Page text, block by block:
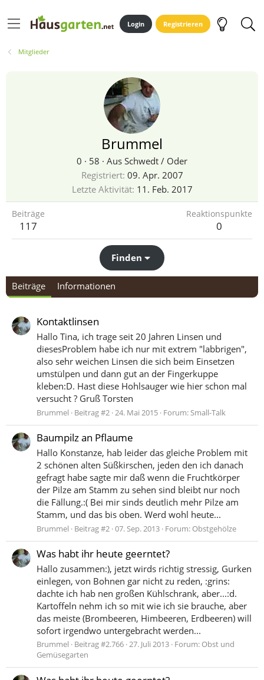
Login Registrieren
Mitglieder
Brummel
0 · 58 · Aus Schwedt / Oder
Registriert 09. Apr. 2007
Letzte Aktivität 11. Feb. 2017
Beiträge
117
Reaktionspunkte
0
Finden
Beiträge Informationen
Kontaktlinsen
Hallo Tina, ich trage seit 20 Jahren Linsen und
diesesProblem habe ich nur mit extrem "labbrigen",
also sehr weichen Linsen die sich beim Einsetzen
umstülpen und dann gut an der Fingerkuppe
kleben:D. Hast diese Hohlsauger wie hier schon mal
versucht ? Gruß Torsten
Brummel Beitrag #2 24. Mai 2015 Forum:Small-Talk
Baumpilz an Pflaume
Hallo Konstanze, hab leider das gleiche Problem mit
2 schönen alten Süßkirschen, jeden den ich danach
gefragt habe sagte mir daß wenn die Fruchtkörper
der Pilze am Stamm zu sehen sind bleibt nur noch
die Fällung.:( Bei mir sinds deutlich mehr Pilze am
Stamm, und das bis oben. Werd wohl heute...
Brummel Beitrag #2 07. Sep. 2013 Forum: Obstgehölze
Was habt ihr heute geerntet?
Hallo zusammen:), jetzt wirds richtig stressig, Gurken
einlegen, von Bohnen gar nicht zu reden, :grins:
dachte ich hab nen großen Kühlschrank, aber...:d.
Kartoffeln nehm ich so mit wie ich sie brauche, aber
das meiste (Brombeeren, Himbeeren, Erdbeeren) will
sofort irgendwo untergebracht werden...
Brummel Beitrag #2.766 27. Juli 2013 Forum: Obst und
Gemüsegarten